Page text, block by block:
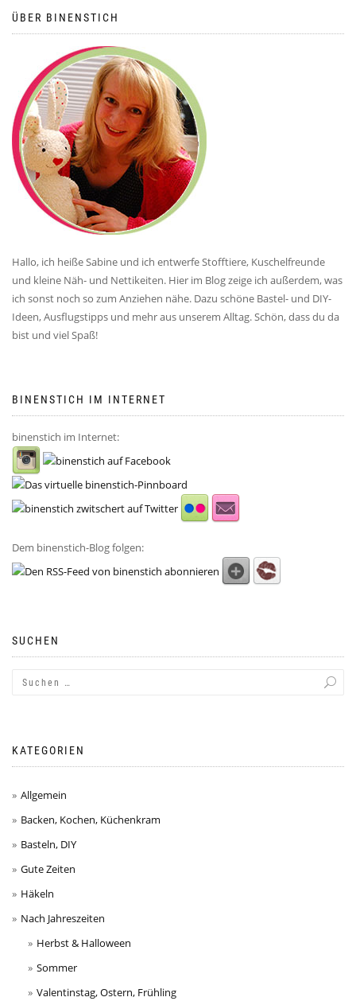
ÜBER BINENSTICH
Hallo, ich heiße Sabine und ich entwerfe Stofftiere, Kuschelfreunde
und kleine Näh- und Nettikeiten. Hier im Blog zeige ich außerdem, was
ich sonst noch so zum Anziehen nähe. Dazu schöne Bastel- und DIY-
Ideen, Ausflugstipps und mehr aus unserem Alltag. Schön, dass du da
bist und viel Spaß!
BINENSTICH IM INTERNET
binenstich im Internet:
Dem binenstich-Blog folgen:
SUCHEN
KATEGORIEN
Allgemein
Backen, Kochen, Küchenkram
Basteln, DIY
Gute Zeiten
Häkeln
Nach Jahreszeiten
Herbst & Halloween
Sommer
Valentinstag, Ostern, Frühling